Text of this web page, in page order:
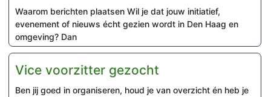
Waarom berichten plaatsen Wil je dat jouw initiatief,
evenement of nieuws écht gezien wordt in Den Haag en
omgeving? Dan
Vice voorzitter gezocht
Ben jij goed in organiseren, houd je van overzicht én heb je